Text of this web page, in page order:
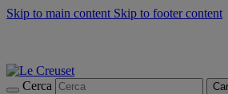
Skip to main content Skip to footer content
Cerca